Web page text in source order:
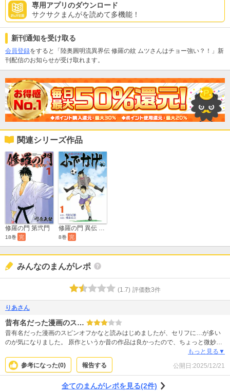
専用アプリのダウンロード
サクサクまんがを読めて多機能！
新刊通知を受け取る
会員登録をすると「陸奥圓明流異界伝 修羅の紋 ムツさんはチョー強い？！」新
刊配信のお知らせが受け取れます。
関連シリーズ作品
修羅の門 第弐門
18巻 完
修羅の門 異伝 ふでかげ
8巻 完
みんなのまんがレポ
(1.7) 評価数3件
りあさん
昔有名だった漫画のス…
昔有名だった漫画のスピンオフかなと読みはじめましたが、セリフに…が多い
のが気になりました。 原作というか昔の作品は良かったので、ちょっと微妙で
すが何となく読み進めていくと可愛いキャラもいて悪くはないかなと思いま
す。
もっと見る▼
参考になった(0) 報告する 公開日:2025/12/21
全てのまんがレポを見る(2件)